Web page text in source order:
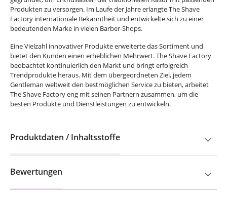
Produkten zu versorgen. Im Laufe der Jahre erlangte The Shave
Factory internationale Bekanntheit und entwickelte sich zu einer
bedeutenden Marke in vielen Barber-Shops.
Eine Vielzahl innovativer Produkte erweiterte das Sortiment und
bietet den Kunden einen erheblichen Mehrwert. The Shave Factory
beobachtet kontinuierlich den Markt und bringt erfolgreich
Trendprodukte heraus. Mit dem übergeordneten Ziel, jedem
Gentleman weltweit den bestmöglichen Service zu bieten, arbeitet
The Shave Factory eng mit seinen Partnern zusammen, um die
besten Produkte und Dienstleistungen zu entwickeln.
Produktdaten / Inhaltsstoffe
Bewertungen